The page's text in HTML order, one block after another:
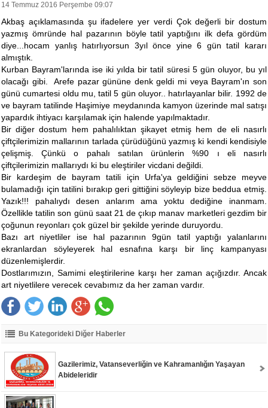
14 Temmuz 2016 Perşembe 09:07
Akbaş açıklamasında şu ifadelere yer verdi Çok değerli bir dostum
yazmış ömründe hal pazarının böyle tatil yaptığını ilk defa gördüm
diye...hocam yanlış hatırlıyorsun 3yıl önce yine 6 gün tatil kararı
almıştık.
Kurban Bayram'larında ise iki yılda bir tatil süresi 5 gün oluyor, bu yıl
olacağı gibi. Arefe pazar gününe denk geldi mi veya Bayram'ın son
günü cumartesi oldu mu, tatil 5 gün oluyor.. hatırlayanlar bilir. 1992 de
ve bayram tatilinde Haşimiye meydanında kamyon üzerinde mal satışı
yapardık ihtiyacı karşılamak için halende yapılmaktadır.
Bir diğer dostum hem pahalılıktan şikayet etmiş hem de eli nasırlı
çiftçilerimizin mallarının tarlada çürüdüğünü yazmış ki kendi kendisiyle
çelişmiş. Çünkü o pahalı satılan ürünlerin %90 ı eli nasırlı
çiftçilerimizin mallarıydı ki bu eleştiriler vicdani değildi.
Bir kardeşim de bayram tatili için Urfa'ya geldiğini sebze meyve
bulamadığı için tatilini bırakıp geri gittiğini söyleyip bize beddua etmiş.
Yazık!!! pahalıydı desen anlarım ama yoktu dediğine inanmam.
Özellikle tatilin son günü saat 21 de çıkıp manav marketleri gezdim bir
çoğunun reyonları çok güzel bir şekilde yerinde duruyordu.
Bazı art niyetliler ise hal pazarının 9gün tatil yaptığı yalanlarını
ekranlardan söyleyerek hal esnafına karşı bir linç kampanyası
düzenlemişlerdir.
Dostlarımızın, Samimi eleştirilerine karşı her zaman açığızdır. Ancak
art niyetlilere verecek cevabımız da her zaman vardır.
Bu Kategorideki Diğer Haberler
Gazilerimiz, Vatanseverliğin ve Kahramanlığın Yaşayan
Abideleridir